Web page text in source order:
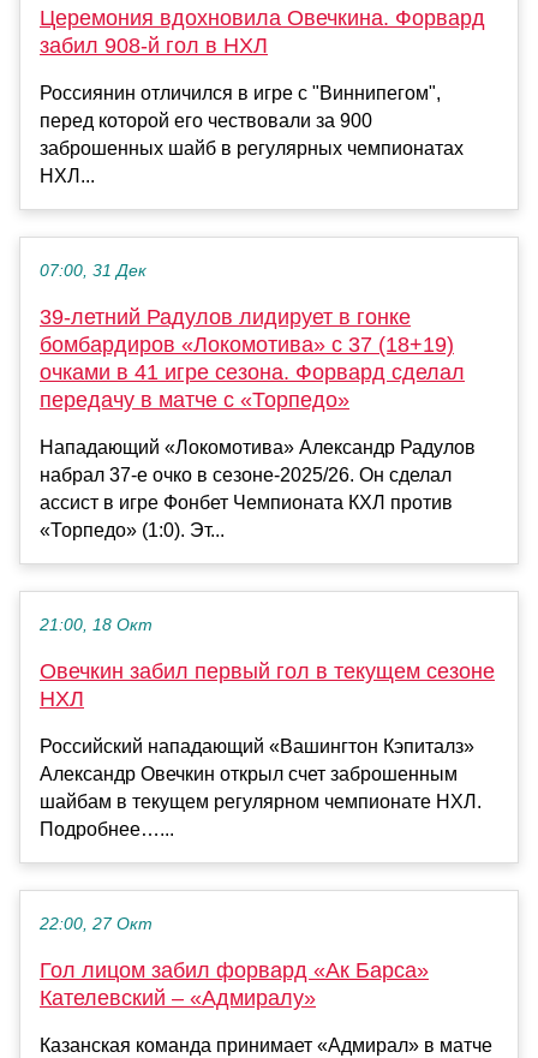
Церемония вдохновила Овечкина. Форвард
забил 908-й гол в НХЛ
Россиянин отличился в игре с "Виннипегом",
перед которой его чествовали за 900
заброшенных шайб в регулярных чемпионатах
НХЛ...
07:00, 31 Дек
39-летний Радулов лидирует в гонке
бомбардиров «Локомотива» с 37 (18+19)
очками в 41 игре сезона. Форвард сделал
передачу в матче с «Торпедо»
Нападающий «Локомотива» Александр Радулов
набрал 37-е очко в сезоне-2025/26. Он сделал
ассист в игре Фонбет Чемпионата КХЛ против
«Торпедо» (1:0). Эт...
21:00, 18 Окт
Овечкин забил первый гол в текущем сезоне
НХЛ
Российский нападающий «Вашингтон Кэпиталз»
Александр Овечкин открыл счет заброшенным
шайбам в текущем регулярном чемпионате НХЛ.
Подробнее…...
22:00, 27 Окт
Гол лицом забил форвард «Ак Барса»
Кателевский – «Адмиралу»
Казанская команда принимает «Адмирал» в матче